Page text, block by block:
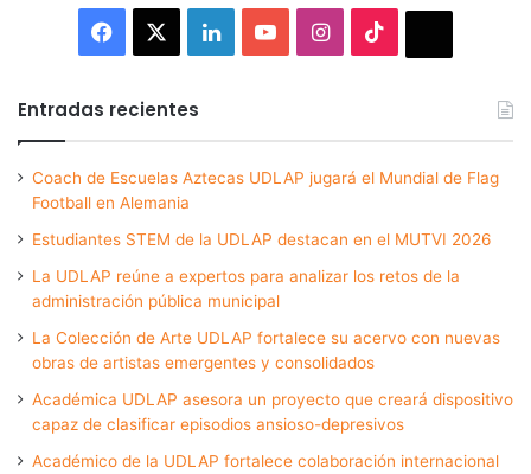
Facebook LinkedInYouTubeInstagram
Entradas recientes
Coach de Escuelas Aztecas UDLAP jugará el Mundial de Flag
Football en Alemania
Estudiantes STEM de la UDLAP destacan en el MUTVI 2026
La UDLAP reúne a expertos para analizar los retos de la
administración pública municipal
La Colección de Arte UDLAP fortalece su acervo con nuevas
obras de artistas emergentes y consolidados
Académica UDLAP asesora un proyecto que creará dispositivo
capaz de clasificar episodios ansioso-depresivos
Académico de la UDLAP fortalece colaboración internacional